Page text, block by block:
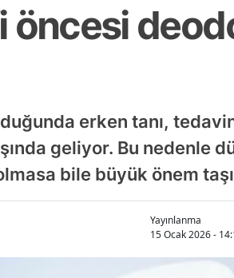
erken tanı,
geliyor. Bu nedenle
bile büyük önem
Yayınlanma
15 Ocak 2026 -